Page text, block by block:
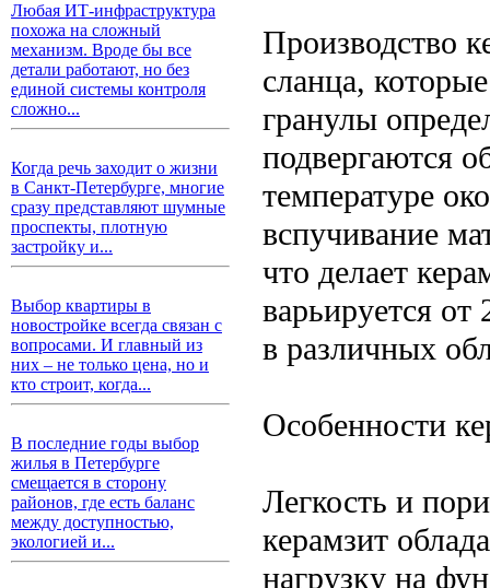
Любая ИТ-инфраструктура
похожа на сложный
механизм. Вроде бы все
детали работают, но без
единой системы контроля
сложно...
Когда речь заходит о жизни
в Санкт-Петербурге, многие
сразу представляют шумные
проспекты, плотную
застройку и...
Выбор квартиры в
новостройке всегда связан с
вопросами. И главный из
них – не только цена, но и
кто строит, когда...
В последние годы выбор
жилья в Петербурге
смещается в сторону
районов, где есть баланс
между доступностью,
экологией и...
Производство
сланца,
гранулы
подвергаются
температуре
вспучивание
что делает
варьируется от
в различных
Особенности
Легкость и
керамзит
нагрузку на